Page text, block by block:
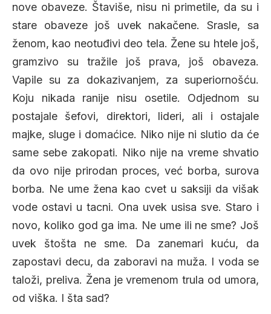
nove obaveze. Štaviše, nisu ni primetile, da su i
stare obaveze još uvek nakačene. Srasle, sa
ženom, kao neotuđivi deo tela. Žene su htele još,
gramzivo su tražile još prava, još obaveza.
Vapile su za dokazivanjem, za superiornošću.
Koju nikada ranije nisu osetile. Odjednom su
postajale šefovi, direktori, lideri, ali i ostajale
majke, sluge i domaćice. Niko nije ni slutio da će
same sebe zakopati. Niko nije na vreme shvatio
da ovo nije prirodan proces, već borba, surova
borba. Ne ume žena kao cvet u saksiji da višak
vode ostavi u tacni. Ona uvek usisa sve. Staro i
novo, koliko god ga ima. Ne ume ili ne sme? Još
uvek štošta ne sme. Da zanemari kuću, da
zapostavi decu, da zaboravi na muža. I voda se
taloži, preliva. Žena je vremenom trula od umora,
od viška. I šta sad?